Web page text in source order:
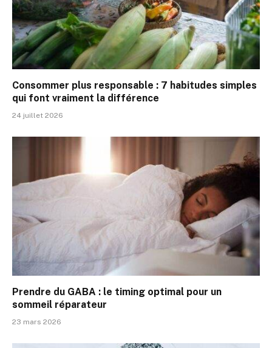
Consommer plus responsable : 7 habitudes simples
qui font vraiment la différence
24 juillet 2026
Prendre du GABA : le timing optimal pour un
sommeil réparateur
23 mars 2026